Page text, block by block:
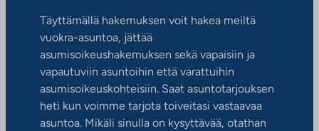
Täyttämällä hakemuksen voit hakea meiltä
vuokra-asuntoa, jättää
asumisoikeushakemuksen sekä vapaisiin ja
vapautuviin asuntoihin että varattuihin
asumisoikeuskohteisiin. Saat asuntotarjouksen
heti kun voimme tarjota toiveitasi vastaavaa
asuntoa. Mikäli sinulla on kysyttävää, otathan